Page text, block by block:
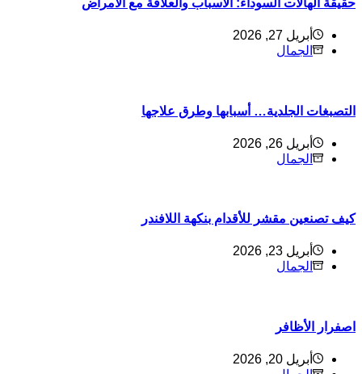
الهالات السوداء: الأسباب والعلاقة مع الأمراض
أبريل 27, 2026
الجمال
الجلدية… أسبابها وطرق علاجها
أبريل 26, 2026
الجمال
تصنعين مقشر للأقدام بنكهة اللافندر
أبريل 23, 2026
الجمال
الأظافر
أبريل 20, 2026